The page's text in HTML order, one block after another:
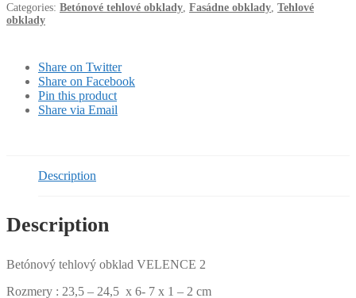
Categories: Betónové tehlové obklady Fasádne obklady Tehlové
obklady
Share on Twitter
Share on Facebook
Pin this product
Share via Email
Description
Description
Betónový tehlový obklad VELENCE 2
Rozmery : 23,5 – 24,5 x 6- 7 x 1 – 2 cm